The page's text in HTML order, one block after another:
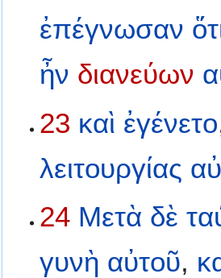
ἐπέγνωσαν
ἦν διανεύων
23 καὶ ἐγένετο
λειτουργίας
24 Μετὰ δὲ
γυνὴ αὐτοῦ,